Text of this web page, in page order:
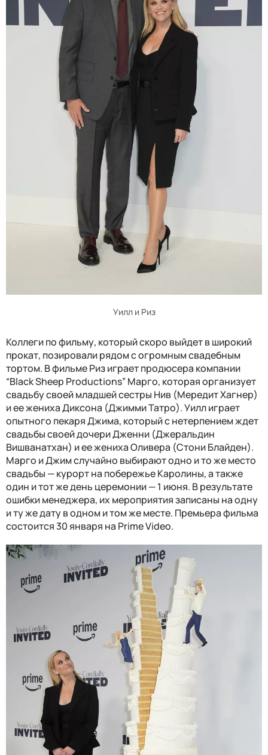
Уилл и Риз
Коллеги по фильму, который скоро выйдет в широкий
прокат, позировали рядом с огромным свадебным
тортом. В фильме Риз играет продюсера компании
“Black Sheep Productions” Марго, которая организует
свадьбу своей младшей сестры Нив (Мередит Хагнер)
и ее жениха Диксона (Джимми Татро). Уилл играет
опытного пекаря Джима, который с нетерпением ждет
свадьбы своей дочери Дженни (Джеральдин
Вишванатхан) и ее жениха Оливера (Стони Блайден).
Марго и Джим случайно выбирают одно и то же место
свадьбы — курорт на побережье Каролины, а также
один и тот же день церемонии — 1 июня. В результате
ошибки менеджера, их мероприятия записаны на одну
и ту же дату в одном и том же месте. Премьера фильма
состоится 30 января на Prime Video.